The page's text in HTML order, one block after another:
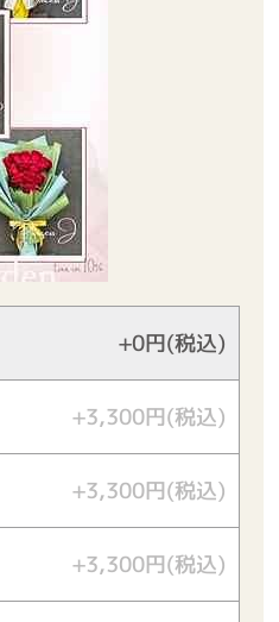
+0円(税込)
+3,300円(税込)
+3,300円(税込)
+3,300円(税込)